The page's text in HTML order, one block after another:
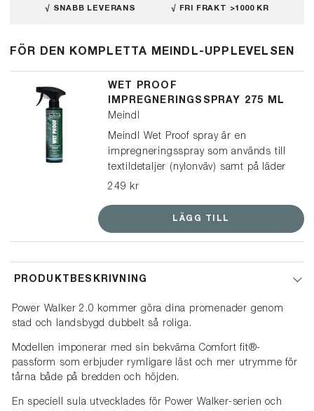
√ SNABB LEVERANS √ FRI FRAKT >1000 KR
FÖR DEN KOMPLETTA MEINDL-UPPLEVELSEN
WET PROOF
IMPREGNERINGSSPRAY 275 ML
Meindl
Meindl Wet Proof spray är en
impregneringsspray som används till
textildetaljer (nylonväv) samt på läder
och mocka. Den är speciellt framtagen
från farliga flourkarboner/PFAS (PFC
249 kr
LÄGG TILL
PRODUKTBESKRIVNING
Power Walker 2.0 kommer göra dina promenader genom
stad och landsbygd dubbelt så roliga.
Modellen imponerar med sin bekväma Comfort fit®-
passform som erbjuder rymligare läst och mer utrymme för
tårna både på bredden och höjden.
En speciell sula utvecklades för Power Walker-serien och